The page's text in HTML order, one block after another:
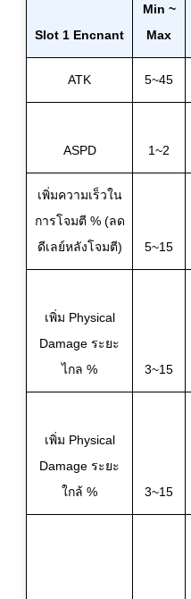
Slot 1 Encnant
Min ~
Max
ATK 5~45
ASPD 1~2
เพิ่มความเร็วใน
การโจมตี % (ลด
ดีเลย์หลังโจมตี)
5~15
เพิ่ม Physical
Damage ระยะ
ไกล %
3~15
เพิ่ม Physical
Damage ระยะ
ใกล้ %
3~15